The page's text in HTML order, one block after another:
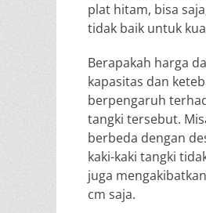
plat hitam, bisa
tidak baik untuk
Berapakah harga
kapasitas dan
berpengaruh
tangki tersebut.
berbeda dengan
kaki-kaki tangki
juga
cm saja.